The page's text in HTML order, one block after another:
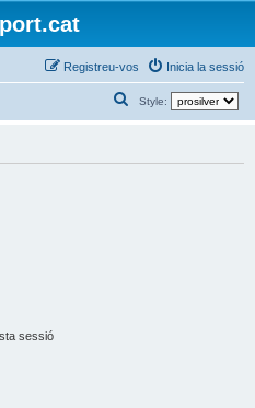
Inicia la sessió
Registreu-vos
Style:
e
sessió